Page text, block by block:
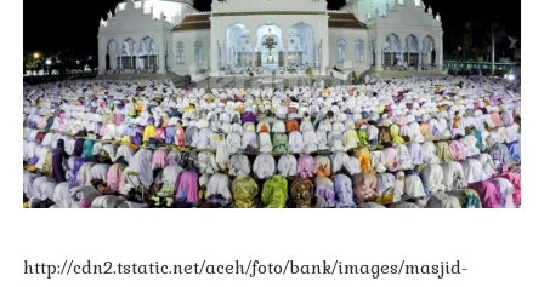
http://cdn2.tstatic.net/aceh/foto/bank/images/masjid-